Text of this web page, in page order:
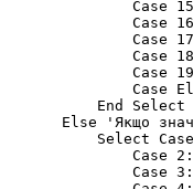
Case
Case
Case
Case
Case
Case
          End Select
Else 'Якщо
Select
Case
Case